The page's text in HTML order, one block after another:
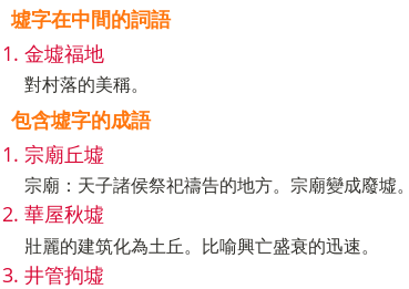
墟字在中間的詞語
金墟福地
對村落的美稱。
包含墟字的成語
宗廟丘墟
宗廟：天子諸侯祭祀禱告的地方。宗廟變成廢墟
華屋秋墟
壯麗的建筑化為土丘。比喻興亡盛衰的迅速。
井管拘墟